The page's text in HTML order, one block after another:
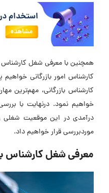
همچنین با معرفی شغل کارشناس
کارشناس امور بازرگانی
کارشناس بازرگانی، مهم‌ترین
خواهیم نمود. درنهایت با
درآمدی در این موقعیت
موردبررسی قرار خواهیم داد.
معرفی شغل کارشناس